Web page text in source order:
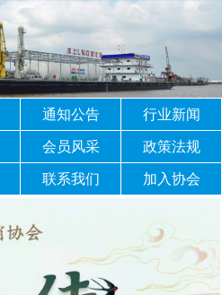
通知公告 行业新闻
会员风采 政策法规
联系我们 加入协会